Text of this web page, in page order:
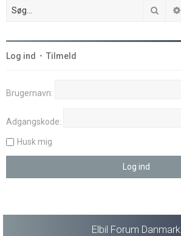
Søg
Log ind • Tilmeld
Brugernavn:
Adgangskode:
Husk mig
Elbil Forum Danmark